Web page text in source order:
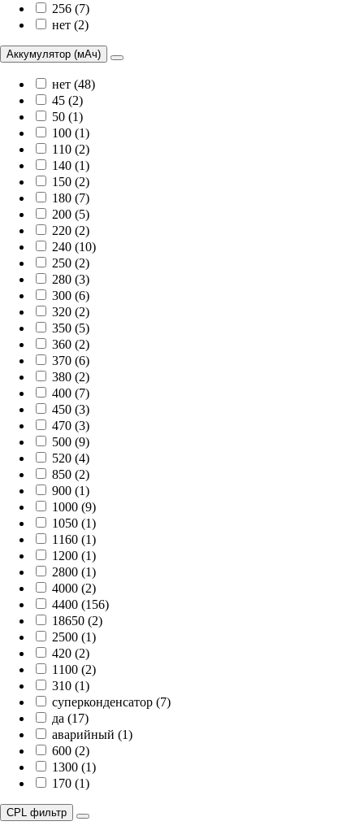
256 (7)
нет (2)
Аккумулятор (мАч)
нет (48)
45 (2)
50 (1)
100 (1)
110 (2)
140 (1)
150 (2)
180 (7)
200 (5)
220 (2)
240 (10)
250 (2)
280 (3)
300 (6)
320 (2)
350 (5)
360 (2)
370 (6)
380 (2)
400 (7)
450 (3)
470 (3)
500 (9)
520 (4)
850 (2)
900 (1)
1000 (9)
1050 (1)
1160 (1)
1200 (1)
2800 (1)
4000 (2)
4400 (156)
18650 (2)
2500 (1)
420 (2)
1100 (2)
310 (1)
суперконденсатор (7)
да (17)
аварийный (1)
600 (2)
1300 (1)
170 (1)
CPL фильтр